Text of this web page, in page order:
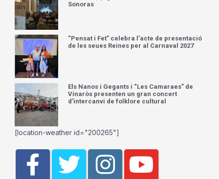
Sonoras
“Pensat i Fet” celebra l’acte de presentació
de les seues Reines per al Carnaval 2027
Els Nanos i Gegants i “Les Camaraes” de
Vinaròs presenten un gran concert
d’intercanvi de folklore cultural
[location-weather id="200265"]